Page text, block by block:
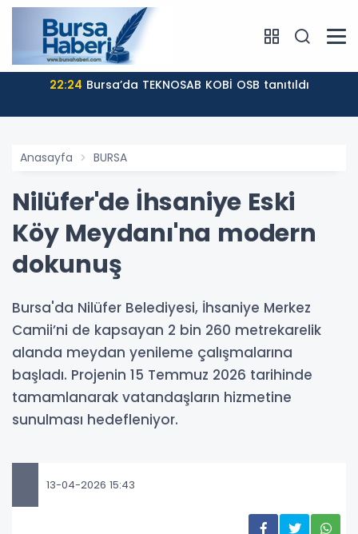
22:24 Bursa’da TEKNOSAB KOBİ OSB tanıtıldı
Anasayfa BURSA
Nilüfer'de İhsaniye Eski
Köy Meydanı'na modern
dokunuş
Bursa'da Nilüfer Belediyesi, İhsaniye Merkez
Camii’ni de kapsayan 2 bin 260 metrekarelik
alanda meydan yenileme çalışmalarına
başladı. Projenin 15 Temmuz 2026 tarihinde
tamamlanarak vatandaşların hizmetine
sunulması hedefleniyor.
13-04-2026 15:43